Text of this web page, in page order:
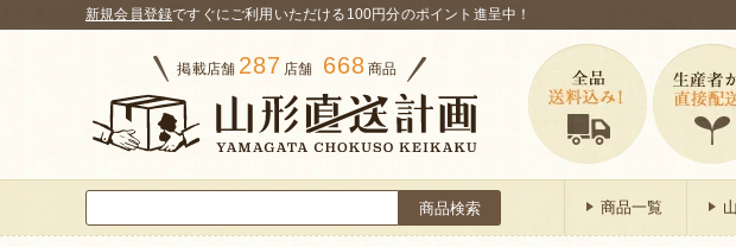
新規会員登録ですぐにご利用いただける100円分のポイント進呈中！
掲載店舗 287 店舗 668 商品
索:
商品一覧